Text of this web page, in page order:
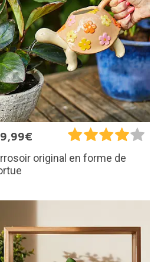
original en forme de